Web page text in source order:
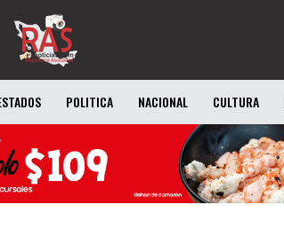
POLITICA NACIONAL CULTURA